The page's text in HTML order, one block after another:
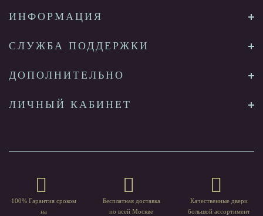
ИНФОРМАЦИЯ
СЛУЖБА ПОДДЕРЖКИ
ДОПОЛНИТЕЛЬНО
ЛИЧНЫЙ КАБИНЕТ
100% Гарантия сроком
на
Бесплатная доставка
по всей Москве
Качественные двери
большой ассортимент